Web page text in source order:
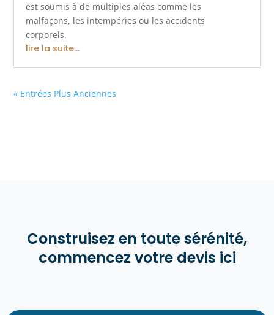
est soumis à de multiples aléas comme les
malfaçons, les intempéries ou les accidents
corporels.
lire la suite...
« Entrées Plus Anciennes
Construisez en toute sérénité,
commencez votre devis ici